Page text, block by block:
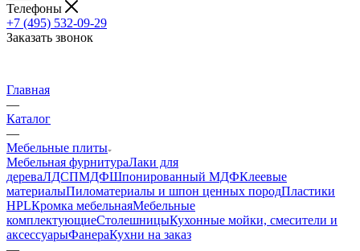
Телефоны
+7 (495) 532-09-29
Заказать звонок
Главная
—
Каталог
—
Мебельные плиты
Мебельная фурнитураЛаки для
дереваЛДСПМДФШпонированный МДФКлеевые
материалыПиломатериалы и шпон ценных породПластики
HPLКромка мебельнаяМебельные
комплектующиеСтолешницыКухонные мойки, смесители и
аксессуарыФанераКухни на заказ